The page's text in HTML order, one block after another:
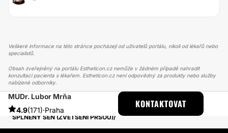
Veškeré informace na této stránce pocházejí od uživatelů portálu, nikoli od lékařů nebo
specialistů.
Obsah zveřejněný na portálu Estheticon.cz nemůže v žádném případě nahradit
konzultaci pacienta s lékařem. Estheticon.cz není odpovědný za produkty nebo služby
nabízené odborníky.
MUDr. Lubor Mrňa
4.9(171)·Praha
KONTAKTOVAT
ESTHETICON
PŘÍBĚHY
PŘÍBĚHY TÝKAJÍCÍ SE ZÁKROKU ZVĚTŠENÍ PRSOU
SPLNĚNÝ SEN (ZVĚTŠENÍ PRSOU)